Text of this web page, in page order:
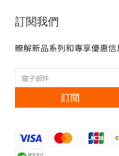
訂閱我們
暸解新品系列和專享優惠信
訂閱